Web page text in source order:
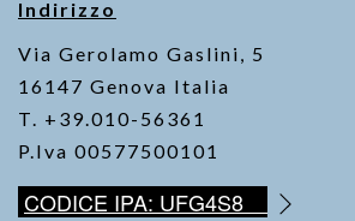
Indirizzo
Via Gerolamo Gaslini, 5
16147 Genova Italia
T. +39.010-56361
P.Iva 00577500101
CODICE IPA: UFG4S8